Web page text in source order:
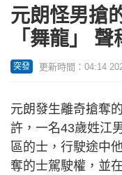
元朗怪男搶
「舞龍」
突發 更新時間：04:14
元朗發生離奇搶奪
許，一名43歲姓江
區的士，行駛途中
奪的士駕駛權，並